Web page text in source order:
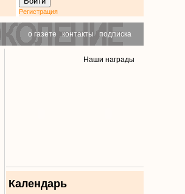
Регистрация
о газете |контакты| подписка
Наши награды
Календарь